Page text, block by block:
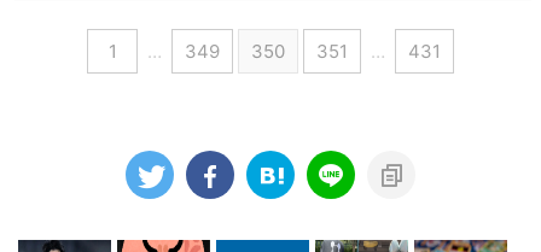
1 … 349 350 351 … 431